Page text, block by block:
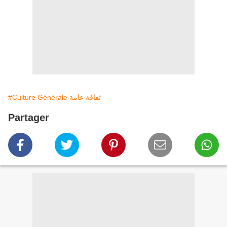
#Culture Générale ثقافة عامة
Partager